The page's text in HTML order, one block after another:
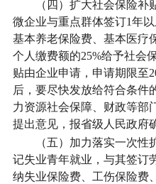
（四）扩大社会保险补
微企业与重点群体签订1年
基本养老保险费、基本医疗
个人缴费额的25%给予社会
贴由企业申请，申请期限至
后，要尽快发放给符合条件
力资源社会保障、财政等部
提出意见，报省级人民政府
（五）加力落实一次性
记失业青年就业，与其签订
纳失业保险费、工伤保险费